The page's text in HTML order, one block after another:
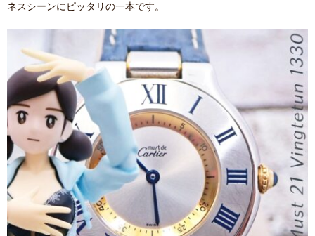
ネスシーンにピッタリの一本です。